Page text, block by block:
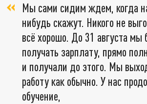
Мы сами сидим ждем, когда
нибудь скажут. Никого не
всё хорошо. До 31 августа мы
получать зарплату, прямо
и получали до этого. Мы
работу как обычно. У нас
обучение,